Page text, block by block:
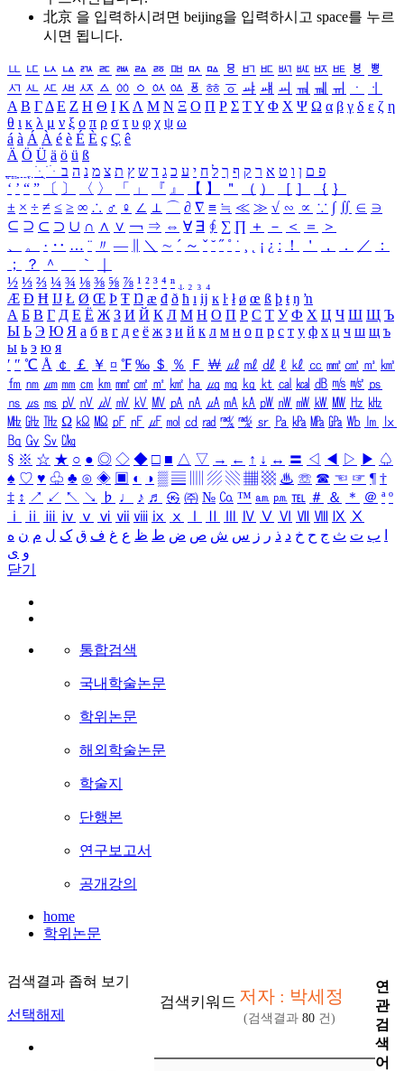
北京 을 입력하시려면 beijing을 입력하시고 space를 누르
시면 됩니다.
ㅥ ㅦ ㅧ ㅨ ㅩ ㅪ ㅫ ㅬ ㅭ ㅮ ㅯ ㅰ ㅱ ㅲ ㅳ ㅴ ㅵ ㅶ ㅷ ㅸ
ㅹ
ㅺ ㅻ ㅼ ㅽ ㅾ ㅿ ㆀ ㆁ ㆂ ㆃ ㆄ ㆅ ㆆ ㆇ ㆈ ㆉ ㆊ ㆋ ㆌ ㆍ
ㆎ
Α Β ΓΔ Ε Ζ Η Θ Ι ΚΛ Μ Ν Ξ Ο Π Ρ Σ ΤΥ Φ Χ Ψ Ω α β γ δ ε ζ η
θ ι κ λ μ ν ξ ο π ρ σ τ υ φ χ ψ ω
á à Á À é è É È ç Ç ê
Ä Ö Ü ä ö ü ß
ִֶֹ ֻּ ׁׂ פ ם ן ו ט א ר ק ף ך ל ח י ע כ ג ד ש ץ ת צ מ נ ה ב
‘ ’ “ ” 〔 〕 〈 〉 「 」 『 』 【 】 ＂ （ ） ［ ］ ｛ ｝
± × ÷ ≠ ≤ ≥ ∞ ∴ ♂ ♀ ∠ ⊥ ⌒ ∂ ∇ ≡ ≒ ≪ ≫ √ ∽ ∝ ∵ ∫ ∬ ∈ ∋
⊆ ⊇ ⊂ ⊃ ∪ ∩ ∧ ∨ ￢ ⇒ ⇔ ∀ ∃ ∮ ∑ ∏ ＋ － ＜ ＝
＞
、
。 · ‥ … ¨ 〃 ― ＼ ∼ ´ ～ ˇ ˘ ˝ ˚ ˙ ¸ ¡ ¿ ː ！ ＇ ， ． ／
：
；
？ ＾ ｀
½ ⅓ ⅔ ¼ ¾ ⅛ ⅜ ⅝ ⅞ ¹ ² ³ ⁴ ⁿ ₁ ₂ ₃ ₄
Æ Ð Ħ Ĳ Ł Ø Œ Þ Ŧ Ŋ æ đ ð ħ ı ĳ ĸ ŀ ł ø œ ß þ ŧ ŋ ŉ
А Б В Г Д Е Ё Ж З И Й К Л М Н О П Р С Т У Ф Х Ц Ч Ш Щ Ъ
Ы Ь Э Ю Я а б в г д е ё ж з и й к л м н о п р с т у ф х ц ч ш щ ъ
ы ь э ю я
′ ″ ℃ Å ￠ ￡ ￥ ¤ ℉ ‰ ＄ ％ Ｆ ￦ ㎕ ㎖ ㎗ ℓ ㎘ ㏄ ㎣ ㎤ ㎥ ㎦
㎙ ㎚ ㎛ ㎜ ㎝ ㎞ ㎟ ㎠ ㎡ ㎢ ㏊ ㎍ ㎎ ㎏ ㏏ ㎈ ㎉ ㏈ ㎧ ㎨ ㎰
㎱ ㎲ ㎳ ㎴ ㎵ ㎶ ㎷ ㎸ ㎹ ㎀ ㎁ ㎂ ㎃ ㎄ ㎺ ㎻ ㎽ ㎾ ㎿ ㎐ ㎑
㎒ ㎓ ㎔ Ω ㏀ ㏁ ㎊ ㎋ ㎌ ㏖ ㏅ ㎭ ㎮ ㎯ ㏛ ㎩ ㎪ ㎫ ㎬ ㏝ ㏐
㏓
㏃ ㏉ ㏜ ㏆
§ ※ ☆ ★ ○ ● ◎ ◇ ◆ □ ■ △ ▽ → ← ↑ ↓ ↔ 〓 ◁ ◀ ▷ ▶ ♤
♠ ♡ ♥ ♧ ♣ ⊙ ◈ ▣ ◐ ◑ ▒ ▤ ▨ ▧ ▦ ▩ ♨ ☏ ☎ ☜ ☞ ¶ †
‡ ↕ ↗ ↙ ↖ ↘ ♭ ♩ ♪ ♬ ㉿ ㈜ № ㏇ ™ ㏂ ㏘ ℡ ＃ ＆ ＊ ＠ ª º
ⅰ
ⅱ ⅲ ⅳ ⅴ ⅵ ⅶ ⅷ ⅸ ⅹ Ⅳ Ⅴ Ⅵ Ⅶ Ⅷ Ⅸ Ⅹ
ب ت ث ج ح خ د ذ ر ز س ش ص ض ط ظ ع غ ف ق ک ل م ن ه
و ی
닫기
통합검색
국내학술논문
학위논문
해외학술논문
학술지
단행본
연구보고서
공개강의
home
학위논문
검색결과 좁혀 보기
선택해제
검색키워드 저자 : 박세정
(검색결과 80 건)
연
관
검
색
어